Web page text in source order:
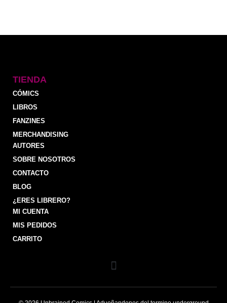
TIENDA
CÓMICS
LIBROS
FANZINES
MERCHANDISING
AUTORES
SOBRE NOSOTROS
CONTACTO
BLOG
¿ERES LIBRERO?
MI CUENTA
MIS PEDIDOS
CARRITO